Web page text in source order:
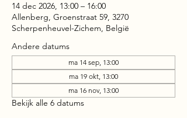
14 dec 2026, 13:00 – 16:00
Allenberg, Groenstraat 59, 3270
Scherpenheuvel-Zichem, België
Andere datums
ma 14 sep, 13:00
ma 19 okt, 13:00
ma 16 nov, 13:00
Bekijk alle 6 datums